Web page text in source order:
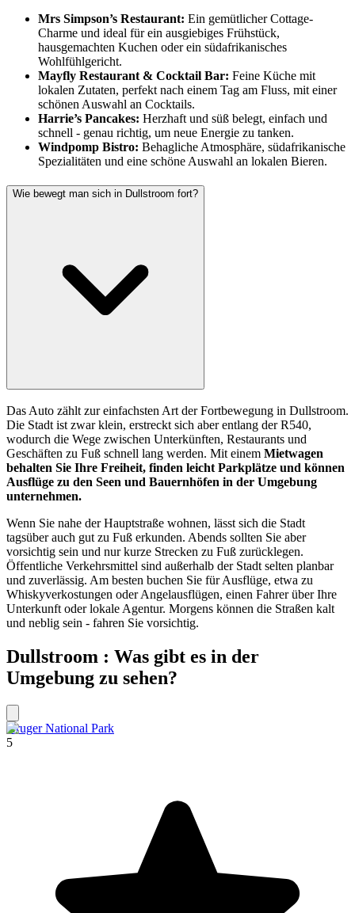
Mrs Simpson’s Restaurant: Ein gemütlicher Cottage-
Charme und ideal für ein ausgiebiges Frühstück,
hausgemachten Kuchen oder ein südafrikanisches
Wohlfühlgericht.
Mayfly Restaurant & Cocktail Bar: Feine Küche mit
lokalen Zutaten, perfekt nach einem Tag am Fluss, mit einer
schönen Auswahl an Cocktails.
Harrie’s Pancakes: Herzhaft und süß belegt, einfach und
schnell - genau richtig, um neue Energie zu tanken.
Windpomp Bistro: Behagliche Atmosphäre, südafrikanische
Spezialitäten und eine schöne Auswahl an lokalen Bieren.
Wie bewegt man sich in Dullstroom fort?
Das Auto zählt zur einfachsten Art der Fortbewegung in Dullstroom.
Die Stadt ist zwar klein, erstreckt sich aber entlang der R540,
wodurch die Wege zwischen Unterkünften, Restaurants und
Geschäften zu Fuß schnell lang werden. Mit einem Mietwagen
behalten Sie Ihre Freiheit, finden leicht Parkplätze und können
Ausflüge zu den Seen und Bauernhöfen in der Umgebung
unternehmen.
Wenn Sie nahe der Hauptstraße wohnen, lässt sich die Stadt
tagsüber auch gut zu Fuß erkunden. Abends sollten Sie aber
vorsichtig sein und nur kurze Strecken zu Fuß zurücklegen.
Öffentliche Verkehrsmittel sind außerhalb der Stadt selten planbar
und zuverlässig. Am besten buchen Sie für Ausflüge, etwa zu
Whiskyverkostungen oder Angelausflügen, einen Fahrer über Ihre
Unterkunft oder lokale Agentur. Morgens können die Straßen kalt
und neblig sein - fahren Sie vorsichtig.
Dullstroom : Was gibt es in der
Umgebung zu sehen?
Kruger National Park
5